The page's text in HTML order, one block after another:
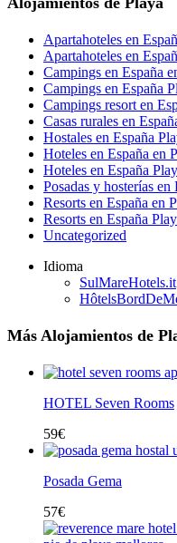
Apartahoteles en
Apartahoteles en
Campings en España
Campings en España
Campings resort en
Casas rurales en
Hostales en España
Hoteles en España en
Hoteles en España
Posadas y hosterías en
Resorts en España en
Resorts en España
Uncategorized
Idioma
SulMareHotels.it
Más Alojamientos de
HOTEL Seven Rooms
59€
Posada Gema
57€